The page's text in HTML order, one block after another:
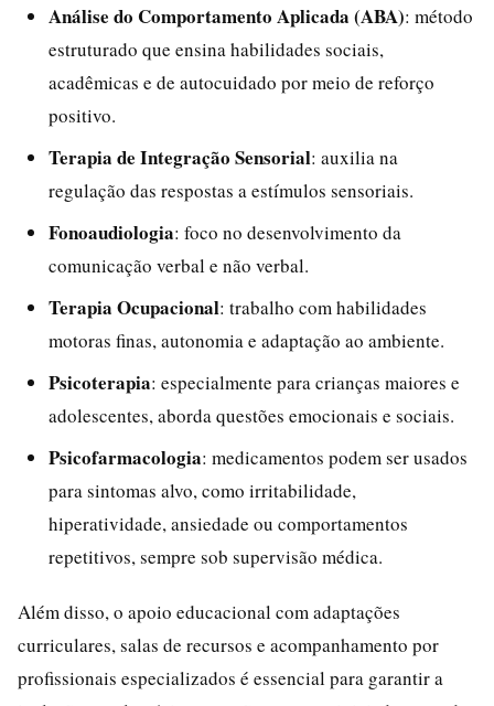
Análise do Comportamento Aplicada (ABA): método
estruturado que ensina habilidades sociais,
acadêmicas e de autocuidado por meio de reforço
positivo.
Terapia de Integração Sensorial: auxilia na
regulação das respostas a estímulos sensoriais.
Fonoaudiologia: foco no desenvolvimento da
comunicação verbal e não verbal.
Terapia Ocupacional: trabalho com habilidades
motoras finas, autonomia e adaptação ao ambiente.
Psicoterapia: especialmente para crianças maiores e
adolescentes, aborda questões emocionais e sociais.
Psicofarmacologia: medicamentos podem ser usados
para sintomas alvo, como irritabilidade,
hiperatividade, ansiedade ou comportamentos
repetitivos, sempre sob supervisão médica.
Além disso, o apoio educacional com adaptações
curriculares, salas de recursos e acompanhamento por
profissionais especializados é essencial para garantir a